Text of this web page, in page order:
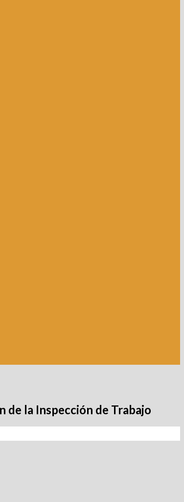
de la Inspección de Trabajo